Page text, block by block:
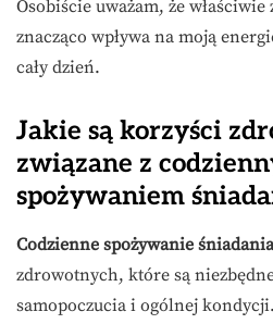
Osobiście uważam, że
znacząco wpływa na moją
cały dzień.
Jakie są korzyści
związane z
spożywaniem
Codzienne spożywanie śniadania
zdrowotnych, które są
samopoczucia i ogólnej